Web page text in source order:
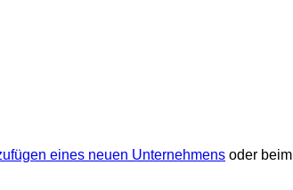
eines neuen Unternehmens oder beim